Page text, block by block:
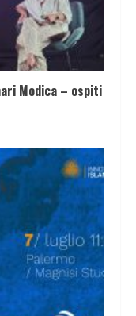
Modica – ospiti